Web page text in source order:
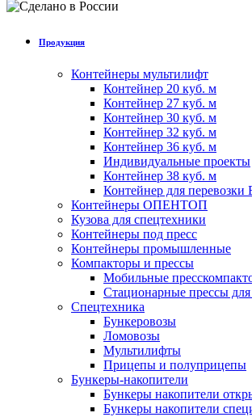
Продукция
Контейнеры мультилифт
Контейнер 20 куб. м
Контейнер 27 куб. м
Контейнер 30 куб. м
Контейнер 32 куб. м
Контейнер 36 куб. м
Индивидуальные проекты
Контейнер 38 куб. м
Контейнер для
Контейнеры ОПЕНТОП
Кузова для спецтехники
Контейнеры под пресс
Контейнеры промышленные
Компакторы и прессы
Мобильные
Стационарные прессы для
Спецтехника
Бункеровозы
Ломовозы
Мультилифты
Прицепы и полуприцепы
Бункеры-накопители
Бункеры накопители
Бункеры накопители